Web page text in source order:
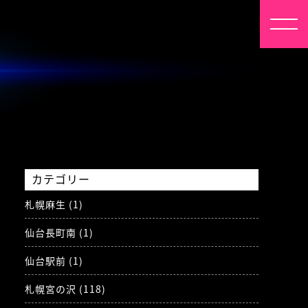
カテゴリー
札幌麻生 (1)
仙台長町南 (1)
仙台駅前 (1)
札幌宮の沢 (118)